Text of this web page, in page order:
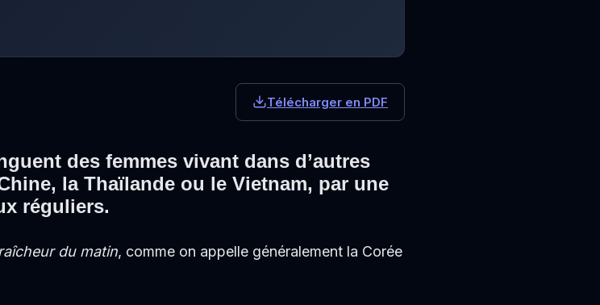
Télécharger en PDF
des femmes vivant dans d’autres
la Thaïlande ou le Vietnam, par une
réguliers.
du matin, comme on appelle généralement la Corée